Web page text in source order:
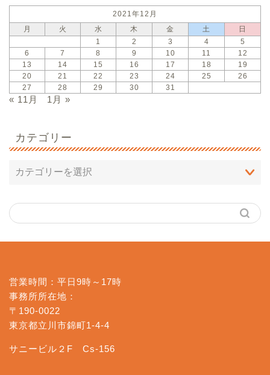
2021年12月
月
火 水 木 金 土
日
1
2 3 4
5
6
7 8 9 10 11
12
13
14 15 16 17 18
19
20
21 22 23 24 25
26
27
28 29 30 31
« 11月 1月 »
カテゴリー
営業時間：平日9時～17時
事務所所在地：
〒190-0022
東京都立川市錦町1-4-4
サニービル２F Cs-156